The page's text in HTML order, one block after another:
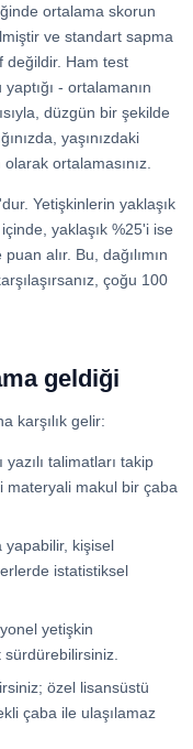
ortalama skorun
ve standart sapma
değildir. Ham test
- ortalamanın
düzgün bir şekilde
yaşınızdaki
ortalamasınız.
Yetişkinlerin yaklaşık
yaklaşık %25'i ise
alır. Bu, dağılımın
çoğu 100
geldiği
karşılık gelir:
talimatları takip
materyali makul bir çaba
yapabilir, kişisel
istatistiksel
yetişkin
sürdürebilirsiniz.
özel lisansüstü
çaba ile ulaşılamaz